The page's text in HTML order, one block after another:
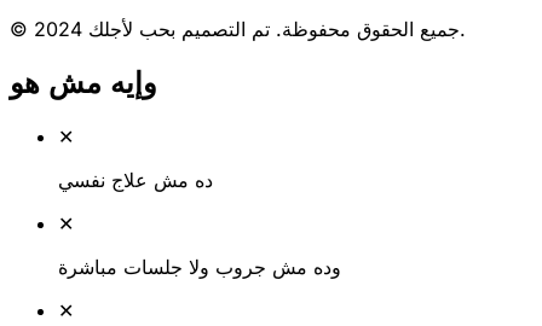
© 2024 جميع الحقوق محفوظة. تم التصميم بحب لأجلك.
وإيه مش هو
✕
ده مش علاج نفسي
✕
وده مش جروب ولا جلسات مباشرة
✕